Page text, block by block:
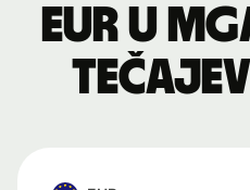
EUR u